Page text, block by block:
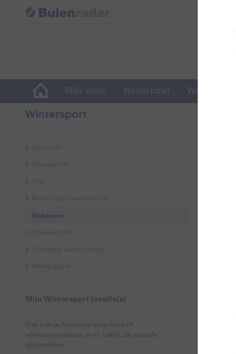
Mijn weer Nederland Wereldwijd
Wintersport
Overzicht
Weerbericht
Tirol
Wintersport weerbericht
Webcams
Sneeuwradar
7-daagse verwachting
Wettergipfel
Mijn Wintersport locatie(s)
Stel hier je favoriete skigebied of
wintersportplaats in en bekijk de actuele
skicondities.